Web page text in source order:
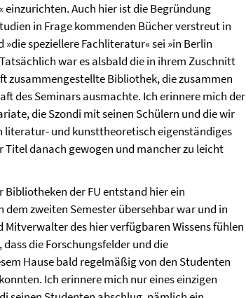
Auch hier ist die Begründung
in Frage kommenden Bücher verstreut in
speziellere Fachliteratur« sei »in Berlin
war es alsbald die in ihrem Zuschnitt
zusammengestellte Bibliothek, die zusammen
des Seminars ausmachte. Ich erinnere mich der
die Szondi mit seinen Schülern und die wir
literatur- und kunsttheoretisch eigenständiges
Titel danach gewogen und mancher zu leicht
der FU entstand hier ein
zweiten Semester übersehbar war und in
des hier verfügbaren Wissens fühlen
die Forschungsfelder und die
Hause bald regelmäßig von den Studenten
Ich erinnere mich nur eines einzigen